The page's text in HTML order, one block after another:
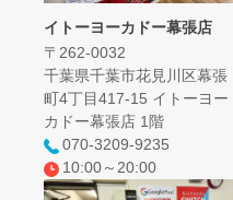
イトーヨーカドー幕張店
〒262-0032
千葉県千葉市花見川区幕張
町4丁目417-15 イトーヨー
カドー幕張店 1階
070-3209-9235
10:00～20:00